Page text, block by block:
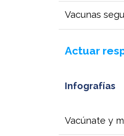
Vacunas
Actuar
Infografías
Vacúnate y